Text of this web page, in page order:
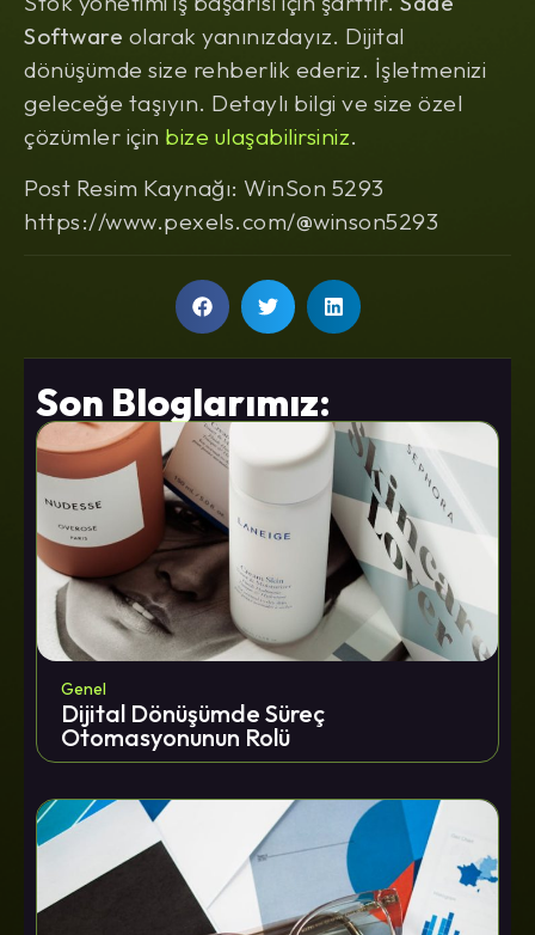
Software olarak yanınızdayız. Dijital
dönüşümde size rehberlik ederiz. İşletmenizi
geleceğe taşıyın. Detaylı bilgi ve size özel
çözümler için bize ulaşabilirsiniz.
Post Resim Kaynağı: WinSon 5293
https://www.pexels.com/@winson5293
Son Bloglarımız:
Genel
Dijital Dönüşümde Süreç
Otomasyonunun Rolü